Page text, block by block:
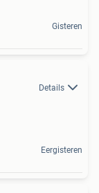
Gisteren
Details
Eergisteren